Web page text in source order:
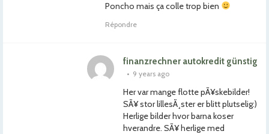
Poncho mais ça colle trop bien
Répondre
finanzrechner autokredit günstig
• 9 years ago
Her var mange flotte pÃ¥skebilder!
SÃ¥ stor lillesÃ¸ster er blitt plutselig:)
Herlige bilder hvor barna koser
hverandre. SÃ¥ herlige med